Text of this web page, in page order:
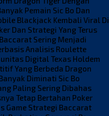
Pemain Sic Bo Dan
Blackjack Kembali Viral Di
Dan Strategi Yang Terus
Baccarat Sering Menjadi
Analisis Roulette
Digital Texas Holdem
Yang Berbeda Dragon
Diminati Sic Bo
Paling Sering Dibahas
Tetap Bertahan Poker
Game Strategi Baccarat